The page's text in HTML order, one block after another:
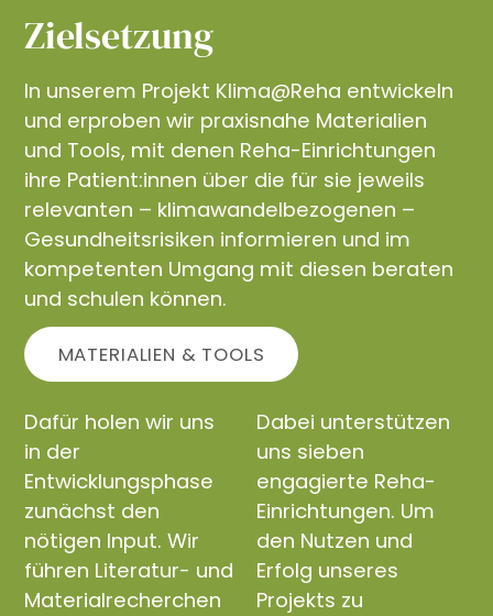
Zielsetzung
In unserem Projekt Klima@Reha entwickeln
und erproben wir praxisnahe Materialien
und Tools, mit denen Reha-Einrichtungen
ihre Patient:innen über die für sie jeweils
relevanten – klimawandelbezogenen –
Gesundheitsrisiken informieren und im
kompetenten Umgang mit diesen beraten
und schulen können.
MATERIALIEN & TOOLS
Dafür holen wir uns
in der
Entwicklungsphase
zunächst den
nötigen Input. Wir
führen Literatur- und
Materialrecherchen
Dabei unterstützen
uns sieben
engagierte Reha-
Einrichtungen. Um
den Nutzen und
Erfolg unseres
Projekts zu